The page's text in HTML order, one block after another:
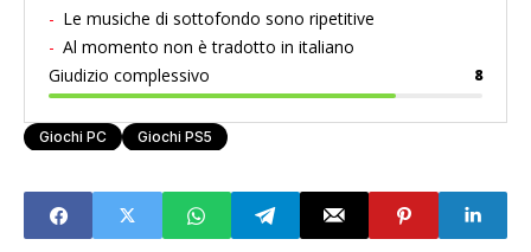
Le musiche di sottofondo sono ripetitive
Al momento non è tradotto in italiano
Giudizio complessivo
8
Giochi PC Giochi PS5